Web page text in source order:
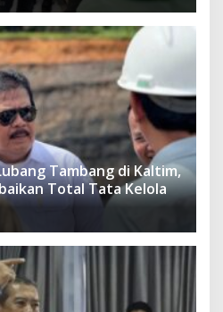
Tambang di Kaltim,
Total Tata Kelola